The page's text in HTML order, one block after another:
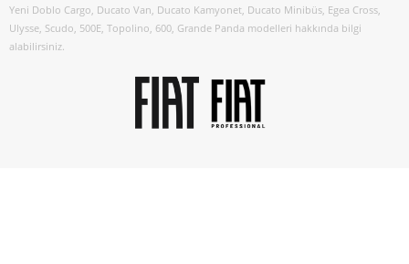
Yeni Doblo Cargo, Ducato Van, Ducato Kamyonet, Ducato Minibüs, Egea Cross,
Ulysse, Scudo, 500E, Topolino, 600, Grande Panda modelleri hakkında bilgi
alabilirsiniz.